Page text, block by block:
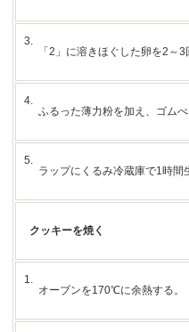
3.
「2」に溶きほぐした卵を2～
4.
ふるった薄力粉を加え、ゴム
5.
ラップにくるみ冷蔵庫で1時間
クッキーを焼く
1.
オーブンを170℃に余熱する。